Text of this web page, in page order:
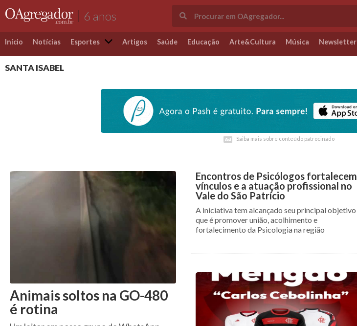
6 anos
Início Notícias Esportes Artigos Saúde Educação Arte&Cultura Música Newsletter
SANTA ISABEL
Saiba mais sobre conteúdo patrocinado
Saiba mais sobre conteúdo patrocinado
Animais soltos na GO-480
é rotina
Encontros de Psicólogos fortalecem
vínculos e a atuação profissional no
Vale do São Patrício
A iniciativa tem alcançado seu principal objetivo
que é promover união, acolhimento e
fortalecimento da Psicologia na região